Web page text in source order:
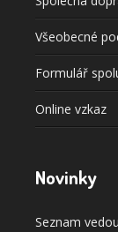
Všeobecné
Formulář
Online vzkaz
Novinky
Seznam